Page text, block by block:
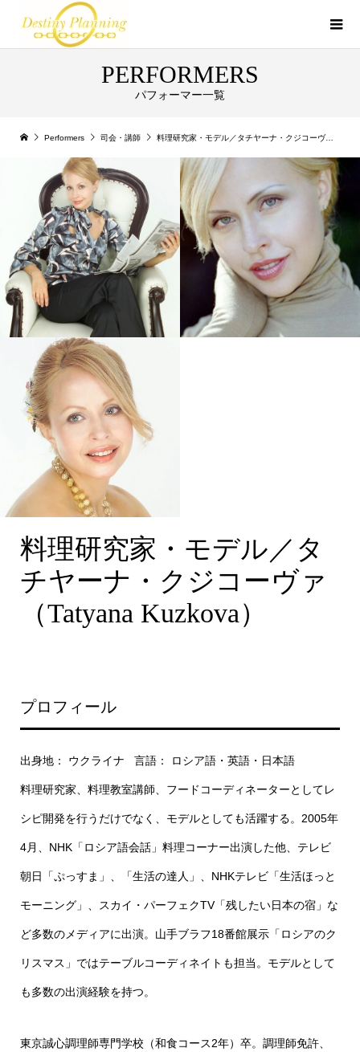
PERFORMERS
パフォーマー一覧
Performers 司会・講師 料理研究家・モデル／タチヤーナ・クジコーヴァ（Tatyana Kuzkova）
料理研究家・モデル／タ
チヤーナ・クジコーヴァ
（Tatyana Kuzkova）
プロフィール
出身地： ウクライナ 言語： ロシア語・英語・日本語
料理研究家、料理教室講師、フードコーディネーターとしてレ
シピ開発を行うだけでなく、モデルとしても活躍する。 2005年
4月、NHK「ロシア語会話」料理コーナー出演した他、 テレビ
朝日「ぷっすま」、「生活の達人」、NHKテレビ「生活ほっと
モーニング」、 スカイ・パーフェクTV「残したい日本の宿」な
ど多数のメディアに出演。 山手ブラフ18番館展示「ロシアのク
リスマス」ではテーブルコーディネイトも担当。 モデルとして
も多数の出演経験を持つ。
東京誠心調理師専門学校（和食コース2年）卒。調理師免許、